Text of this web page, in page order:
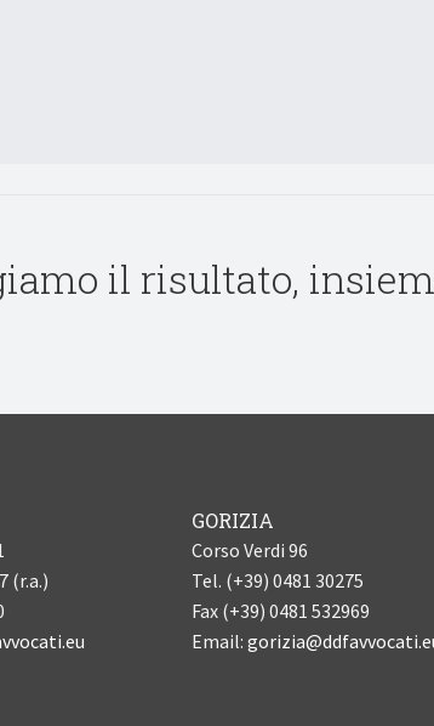
il risultato,
(r.a.)
GORIZIA
Corso Verdi 96
Tel. (+39) 0481 30275
Fax (+39) 0481 532969
Email: